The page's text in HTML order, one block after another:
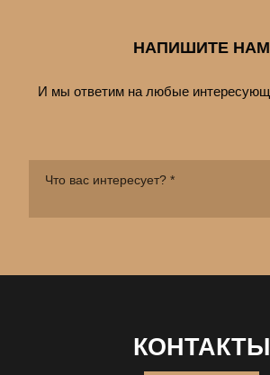
НАПИШИТЕ НАМ
И мы ответим на любые
КОНТАКТЫ